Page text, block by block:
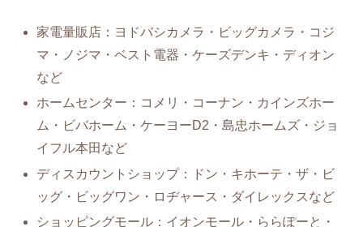
家電量販店：ヨドバシカメラ・ビッグカメラ・コジ
マ・ノジマ・ベスト電器・ケーズデンキ・ディオン
など
ホームセンター：コメリ・コーナン・カインズホー
ム・ビバホーム・ケーヨーD2・島忠ホームズ・ジョ
イフル本田など
ディスカウントショップ：ドン・キホーテ・ザ・ビ
ッグ・ビッグワン・ロヂャース・ダイレックスなど
ショッピングモール：イオンモール・ららぽーと・